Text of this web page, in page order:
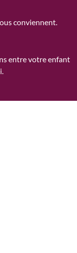
conviennent.
entre votre enfant